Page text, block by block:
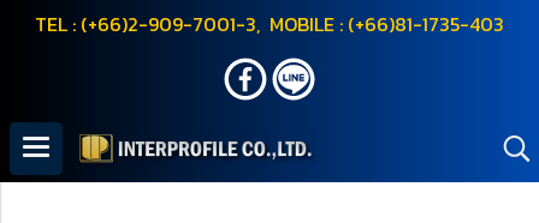
TEL : (+66)2-909-7001-3, MOBILE : (+66)81-1735-403